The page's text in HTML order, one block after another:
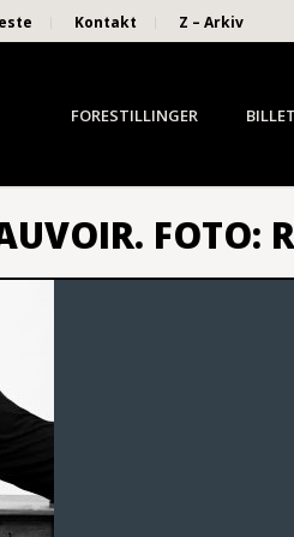
Kontakt Z – Arkiv
FORESTILLINGER
FOTO: